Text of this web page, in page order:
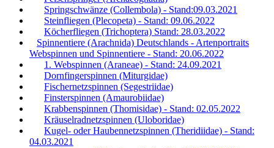
Springschwänze (Collembola) - Stand:09.03.2021
Steinfliegen (Plecopeta) - Stand: 09.06.2022
Köcherfliegen (Trichoptera) Stand: 28.03.2022
Spinnentiere (Arachnida) Deutschlands - Artenportraits
Webspinnen und Spinnentiere - Stand: 20.06.2022
1. Webspinnen (Araneae) - Stand: 24.09.2021
Dornfingerspinnen (Miturgidae)
Fischernetzspinnen (Segestriidae)
Finsterspinnen (Amaurobiidae)
Krabbenspinnen (Thomisidae) - Stand: 02.05.2022
Kräuselradnetzspinnen (Uloboridae)
Kugel- oder Haubennetzspinnen (Theridiidae) - Stand:
04.03.2021